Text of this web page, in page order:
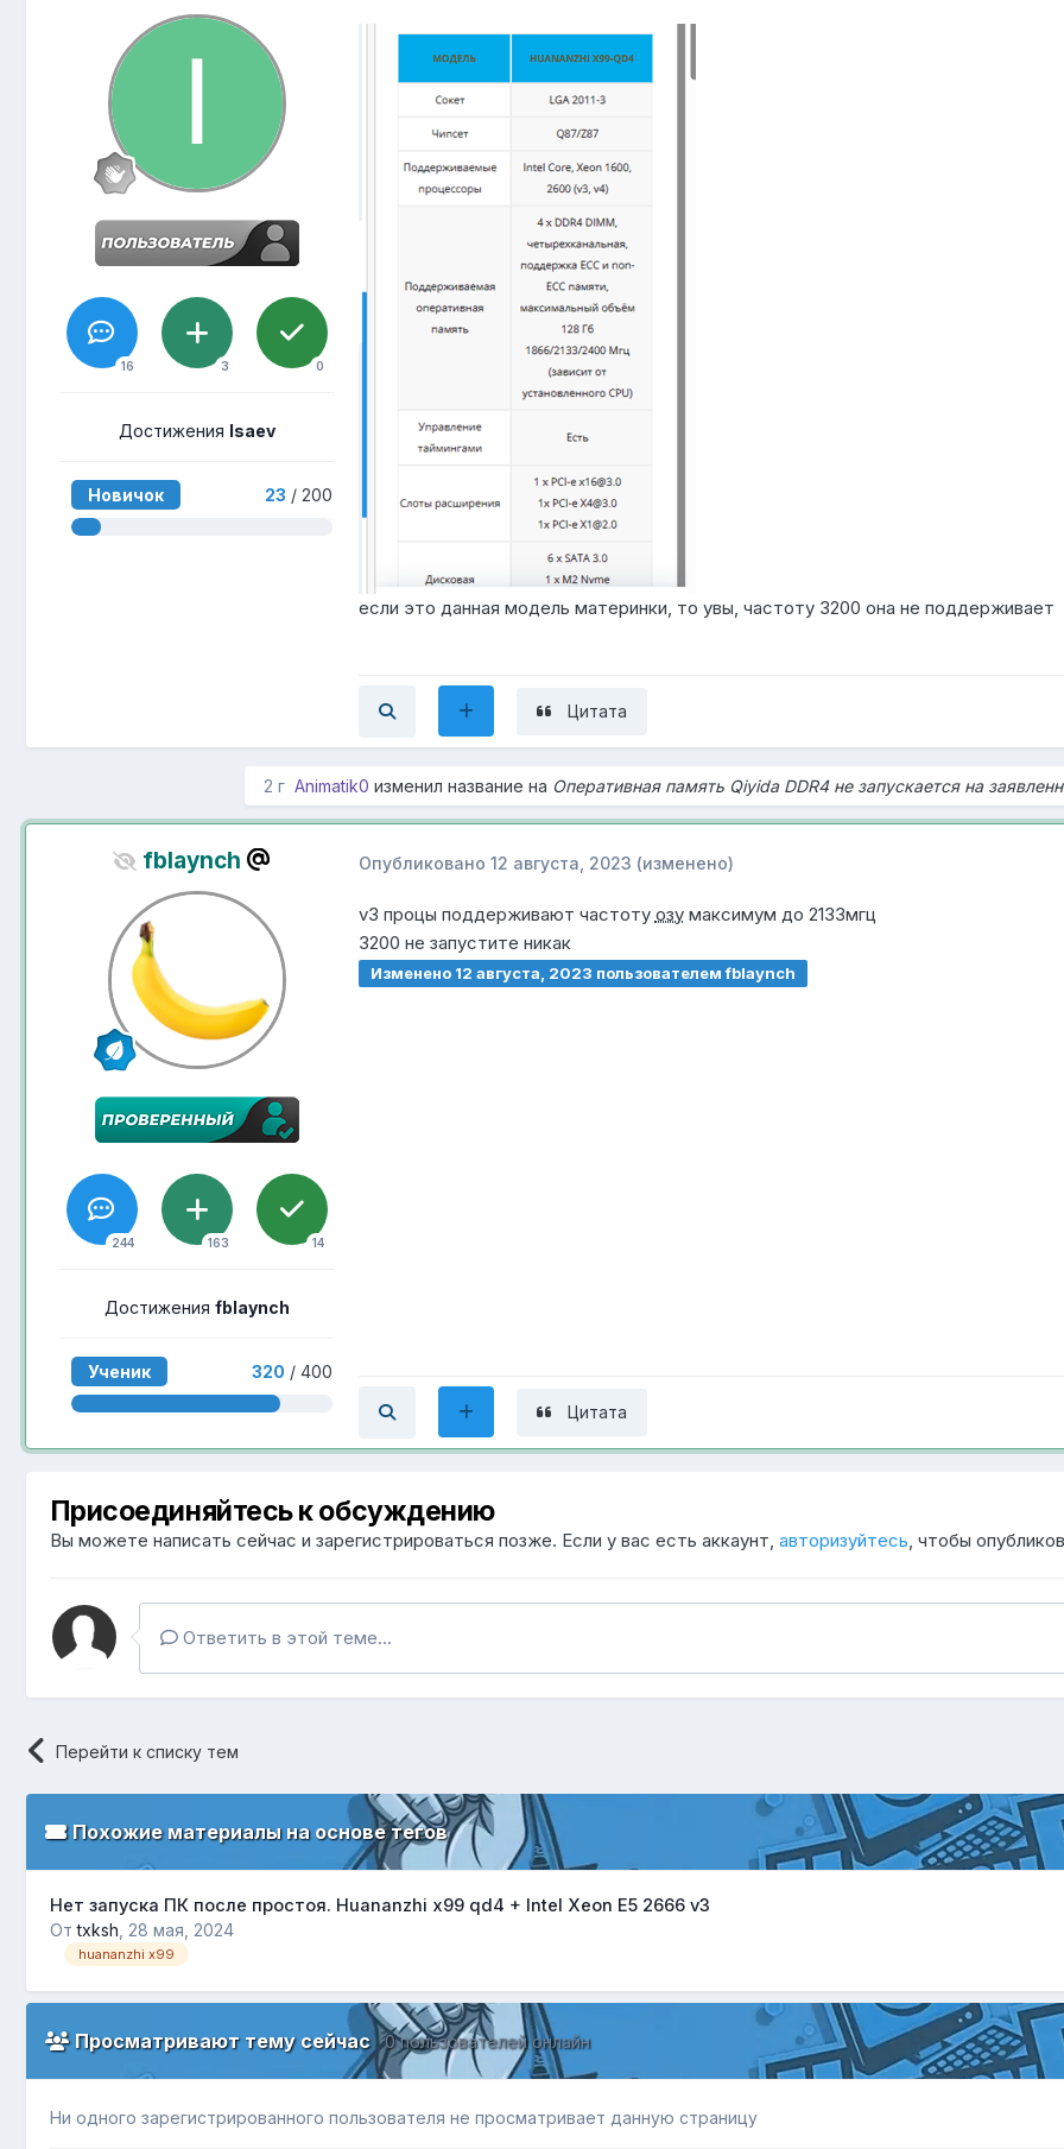
16 3 0
Достижения Isaev
Новичок 23 / 200
если это данная модель материнки, то увы, частоту 3200 она не поддерживает
Цитата
2 г Animatik0 изменил название на Оперативная память Qiyida DDR4 не запускается на
fblaynch
244 163 14
Достижения fblaynch
Ученик 320 / 400
Опубликовано 12 августа, 2023 (изменено)
v3 процы поддерживают частоту озумаксимум до 2133мгц
3200 не запустите никак
Изменено 12 августа, 2023 пользователем fblaynch
Цитата
Присоединяйтесь к обсуждению
Вы можете написать сейчас и зарегистрироваться позже. Если у вас есть аккаунт, авторизуйтесь, чтобы
Ответить в этой теме...
Перейти к списку тем
Похожие материалы на основе тегов
Нет запуска ПК после простоя. Huananzhi x99 qd4 + Intel Xeon E5 2666 v3
Отtxksh 28 мая, 2024
huananzhi x99
Просматривают тему сейчас0 пользователей онлайн
Ни одного зарегистрированного пользователя не просматривает данную страницу